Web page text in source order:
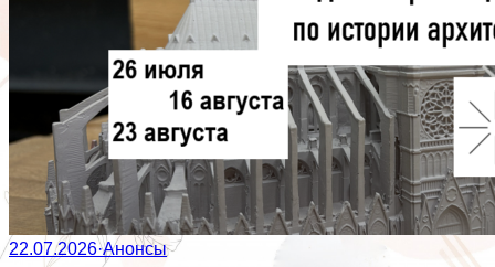
22.07.2026·Анонсы